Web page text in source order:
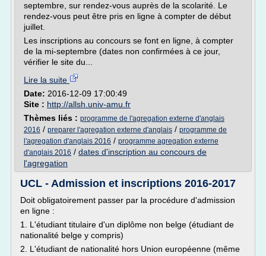
septembre, sur rendez-vous auprès de la scolarité. Le
rendez-vous peut être pris en ligne à compter de début
juillet.
Les inscriptions au concours se font en ligne, à compter
de la mi-septembre (dates non confirmées à ce jour,
vérifier le site du...
Lire la suite
Date: 2016-12-09 17:00:49
Site : http://allsh.univ-amu.fr
Thèmes liés : programme de l'agregation externe d'anglais
2016 / preparer l'agregation externe d'anglais / programme de
l'agregation d'anglais 2016 / programme agregation externe
d'anglais 2016 / dates d'inscription au concours de
l'agregation
UCL - Admission et inscriptions 2016-2017
Doit obligatoirement passer par la procédure d'admission
en ligne :
1. L'étudiant titulaire d'un diplôme non belge (étudiant de
nationalité belge y compris)
2. L'étudiant de nationalité hors Union européenne (même